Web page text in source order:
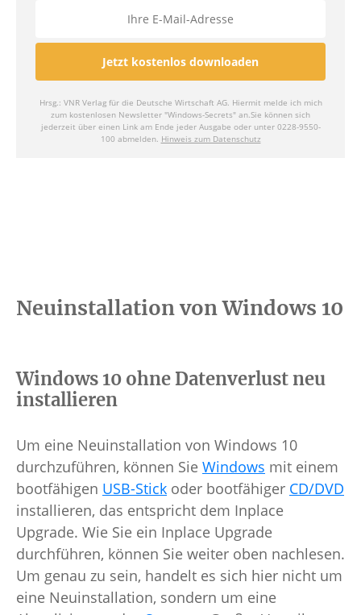
Neuinstallation von Windows 10
Windows 10 ohne Datenverlust neu
installieren
Um eine Neuinstallation von Windows 10
durchzuführen, können Sie Windows mit einem
bootfähigen USB-Stick oder bootfähiger CD/DVD
installieren, das entspricht dem Inplace
Upgrade. Wie Sie ein Inplace Upgrade
durchführen, können Sie weiter oben nachlesen.
Um genau zu sein, handelt es sich hier nicht um
eine Neuinstallation, sondern um eine